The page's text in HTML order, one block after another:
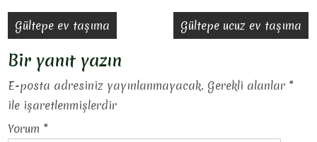
Yazı
gezinmesi
Gültepe ev taşıma Gültepe ucuz ev taşıma
Bir yanıt yazın
E-posta adresiniz yayınlanmayacak. Gerekli alanlar *
ile işaretlenmişlerdir
Yorum *